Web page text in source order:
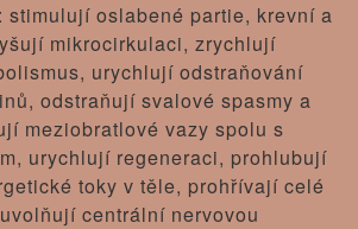
stimulují oslabené partie, krevní a
mikrocirkulaci, zrychlují
urychlují odstraňování
odstraňují svalové spasmy a
meziobratlové vazy spolu s
urychlují regeneraci, prohlubují
toky v těle, prohřívají celé
centrální nervovou